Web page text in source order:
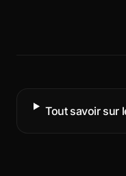
Tout savoir sur